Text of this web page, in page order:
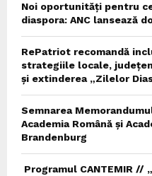
Noi oportunități pentru
diaspora: ANC lansează
RePatriot recomandă
strategiile locale,
și extinderea „Zilelor
Semnarea
Academia Română și
Brandenburg
Programul CANTEMIR //